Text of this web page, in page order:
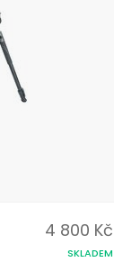
4 800 Kč
SKLADEM